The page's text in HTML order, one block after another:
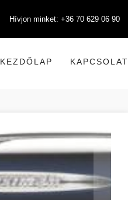
Hívjon minket: +36 70 629 06 90
KEZDŐLAP KAPCSOLAT